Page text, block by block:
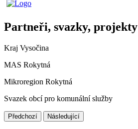
Partneři, svazky, projekty
Kraj Vysočina
MAS Rokytná
Mikroregion Rokytná
Svazek obcí pro komunální služby
Předchozí Následující